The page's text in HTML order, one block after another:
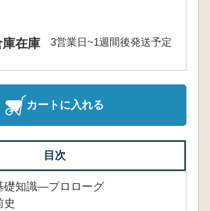
在庫
3営業日~1週間後発送予定
カートに入れる
目次
礎知識―プロローグ
史